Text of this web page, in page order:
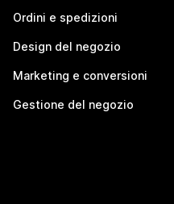
Ordini e spedizioni
Design del negozio
Marketing e conversioni
Gestione del negozio